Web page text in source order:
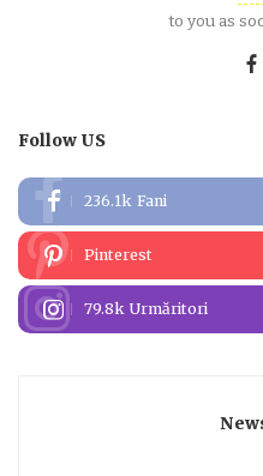
to you as
Follow US
236.1k Fani
Pinterest
79.8k Urmăritori